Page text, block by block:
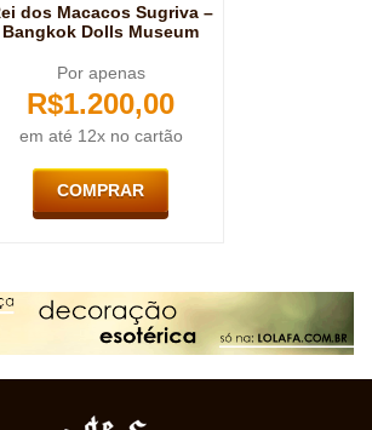
dos Macacos Sugriva –
Bangkok Dolls Museum
Por apenas
R$1.200,00
em até 12x no cartão
COMPRAR